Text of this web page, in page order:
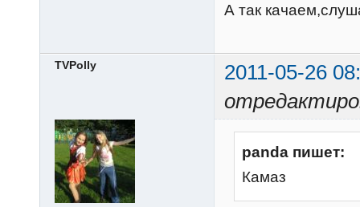
А так
TVPolly
2011-05-26
panda пишет:
Камаз